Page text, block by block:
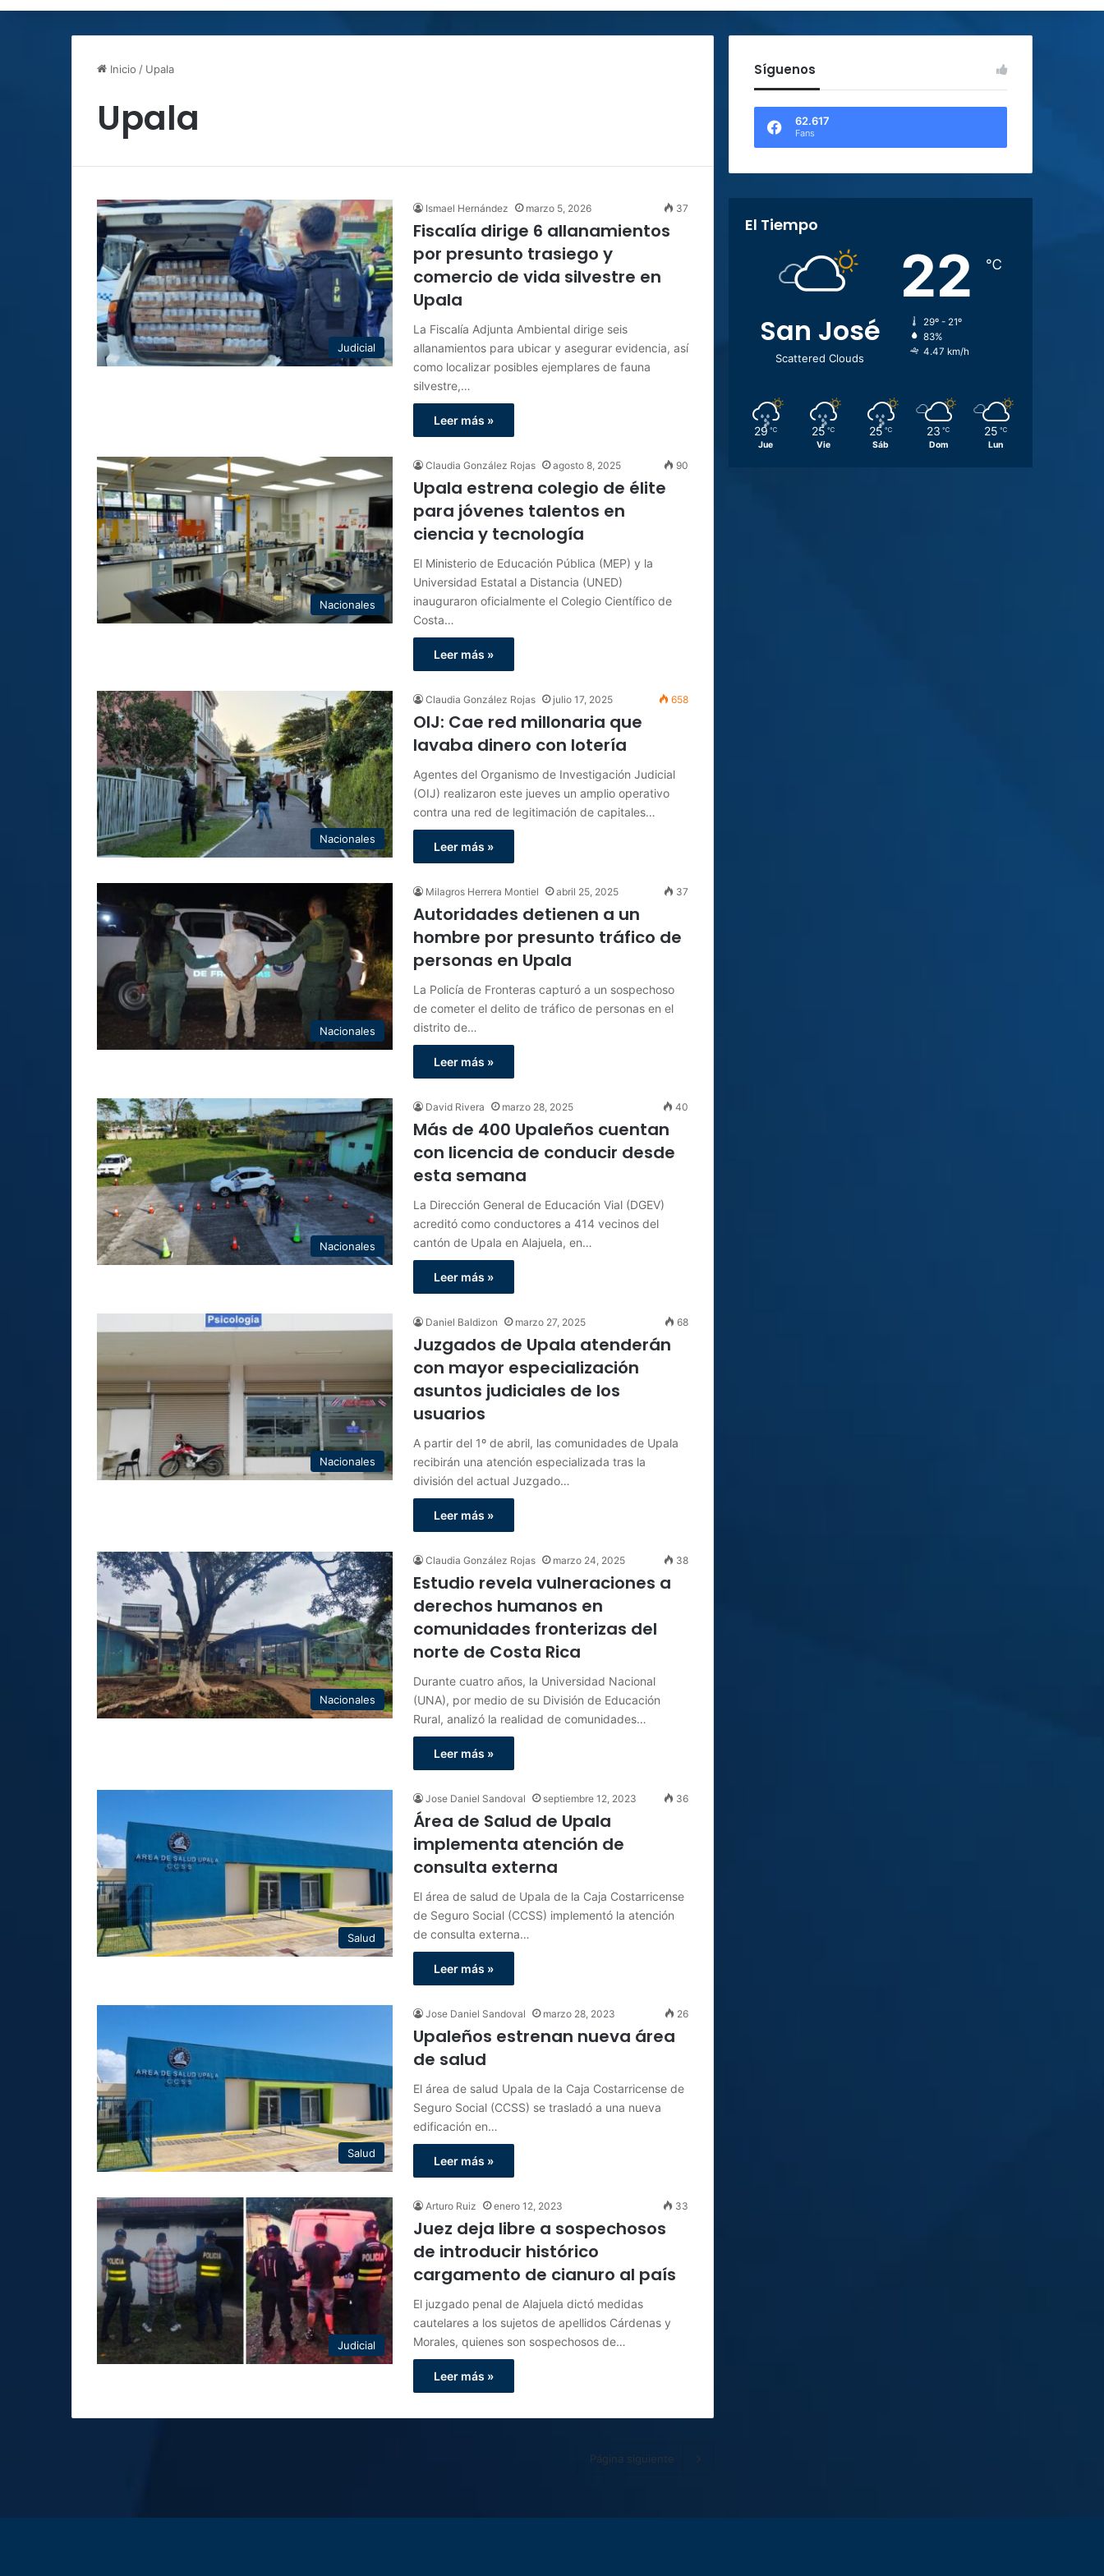
Inicio / Upala
Upala
Judicial
Ismael Hernández marzo 5, 2026 37
Fiscalía dirige 6 allanamientos
por presunto trasiego y
comercio de vida silvestre en
Upala
La Fiscalía Adjunta Ambiental dirige seis
allanamientos para ubicar y asegurar evidencia, así
como localizar posibles ejemplares de fauna
silvestre,…
Leer más »
Nacionales
Claudia González Rojas agosto 8, 2025 90
Upala estrena colegio de élite
para jóvenes talentos en
ciencia y tecnología
El Ministerio de Educación Pública (MEP) y la
Universidad Estatal a Distancia (UNED)
inauguraron oficialmente el Colegio Científico de
Costa…
Leer más »
Nacionales
Claudia González Rojas julio 17, 2025 658
OIJ: Cae red millonaria que
lavaba dinero con lotería
Agentes del Organismo de Investigación Judicial
(OIJ) realizaron este jueves un amplio operativo
contra una red de legitimación de capitales…
Leer más »
Nacionales
Milagros Herrera Montiel abril 25, 2025 37
Autoridades detienen a un
hombre por presunto tráfico de
personas en Upala
La Policía de Fronteras capturó a un sospechoso
de cometer el delito de tráfico de personas en el
distrito de…
Leer más »
Nacionales
David Rivera marzo 28, 2025 40
Más de 400 Upaleños cuentan
con licencia de conducir desde
esta semana
La Dirección General de Educación Vial (DGEV)
acreditó como conductores a 414 vecinos del
cantón de Upala en Alajuela, en…
Leer más »
Nacionales
Daniel Baldizon marzo 27, 2025 68
Juzgados de Upala atenderán
con mayor especialización
asuntos judiciales de los
usuarios
A partir del 1º de abril, las comunidades de Upala
recibirán una atención especializada tras la
división del actual Juzgado…
Leer más »
Nacionales
Claudia González Rojas marzo 24, 2025 38
Estudio revela vulneraciones a
derechos humanos en
comunidades fronterizas del
norte de Costa Rica
Durante cuatro años, la Universidad Nacional
(UNA), por medio de su División de Educación
Rural, analizó la realidad de comunidades…
Leer más »
Salud
Jose Daniel Sandoval septiembre 12, 2023 36
Área de Salud de Upala
implementa atención de
consulta externa
El área de salud de Upala de la Caja Costarricense
de Seguro Social (CCSS) implementó la atención
de consulta externa…
Leer más »
Salud
Jose Daniel Sandoval marzo 28, 2023 26
Upaleños estrenan nueva área
de salud
El área de salud Upala de la Caja Costarricense de
Seguro Social (CCSS) se trasladó a una nueva
edificación en…
Leer más »
Judicial
Arturo Ruiz enero 12, 2023 33
Juez deja libre a sospechosos
de introducir histórico
cargamento de cianuro al país
El juzgado penal de Alajuela dictó medidas
cautelares a los sujetos de apellidos Cárdenas y
Morales, quienes son sospechosos de…
Leer más »
Página siguiente
Síguenos
62.617
Fans
El Tiempo
San José
Scattered Clouds
22 ℃
29º - 21º
83%
4.47 km/h
29 ℃
Jue
25 ℃
Vie
25 ℃
Sáb
23 ℃
Dom
25 ℃
Lun